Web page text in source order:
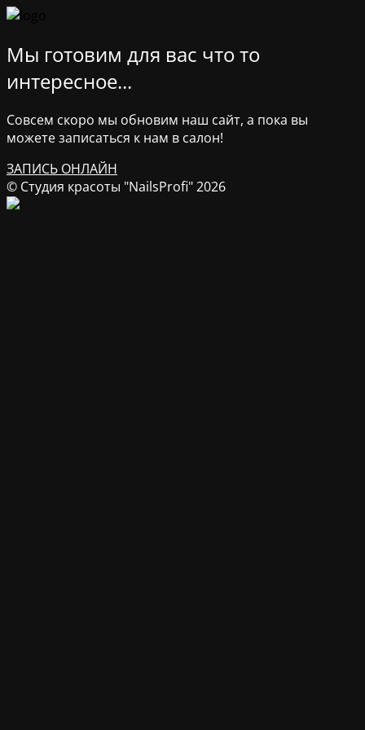
Мы готовим для вас что то
интересное...
Совсем скоро мы обновим наш сайт, а пока вы
можете записаться к нам в салон!
ЗАПИСЬ ОНЛАЙН
© Студия красоты "NailsProfi" 2026